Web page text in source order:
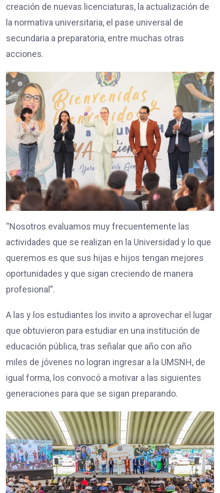
creación de nuevas licenciaturas, la actualización de
la normativa universitaria, el pase universal de
secundaria a preparatoria, entre muchas otras
acciones.
“Nosotros evaluamos muy frecuentemente las
actividades que se realizan en la Universidad y lo que
queremos es que sus hijas e hijos tengan mejores
oportunidades y que sigan creciendo de manera
profesional”.
A las y los estudiantes los invito a aprovechar el lugar
que obtuvieron para estudiar en una institución de
educación pública, tras señalar que año con año
miles de jóvenes no logran ingresar a la UMSNH, de
igual forma, los convocó a motivar a las siguientes
generaciones para que se sigan preparando.